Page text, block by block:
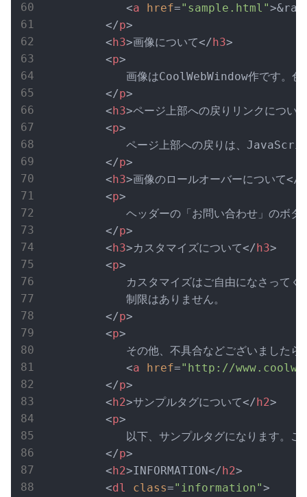
<a href="sample.html">
</p>
<h3>画像について</h3>
<p>
画像はCoolWebWindow作です。色の
</p>
<h3>ページ上部への戻りリンクについ
<p>
ページ上部への戻りは、JavaScript
</p>
<h3>画像のロールオーバーについて</
<p>
ヘッダーの「お問い合わせ」のボタ
</p>
<h3>カスタマイズについて</h3>
<p>
カスタマイズはご自由になさってく
            制限はありません。
</p>
<p>
            その他、不具合などございましたら
<a href="http://
</p>
<h2>サンプルタグについて</h2>
<p>
以下、サンプルタグになります。ご
</p>
<h2>INFORMATION</h2>
<dl class="information">